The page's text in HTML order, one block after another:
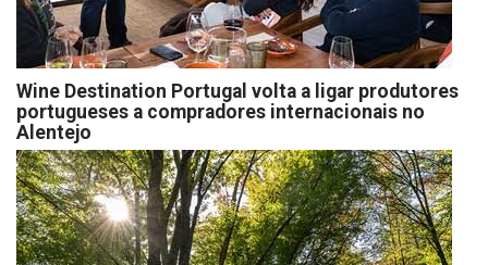
Wine Destination Portugal volta a ligar produtores
portugueses a compradores internacionais no
Alentejo